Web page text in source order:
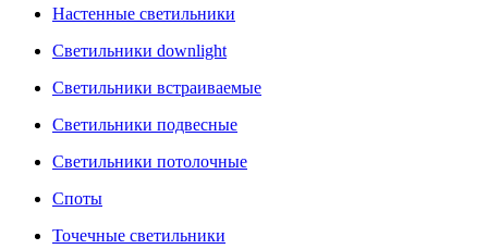
Настенные светильники
Светильники downlight
Светильники встраиваемые
Светильники подвесные
Светильники потолочные
Споты
Точечные светильники